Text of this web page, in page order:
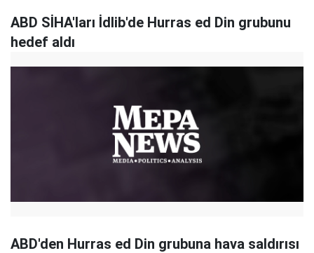
ABD SİHA'ları İdlib'de Hurras ed Din grubunu
hedef aldı
ABD'den Hurras ed Din grubuna hava saldırısı